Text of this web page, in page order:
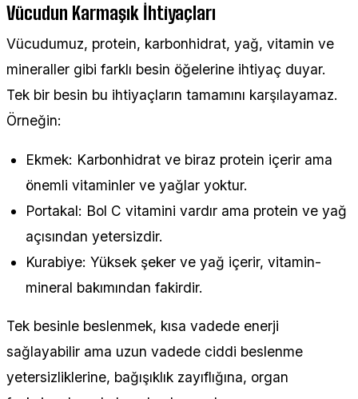
Vücudun Karmaşık İhtiyaçları
Vücudumuz, protein, karbonhidrat, yağ, vitamin ve
mineraller gibi farklı besin öğelerine ihtiyaç duyar.
Tek bir besin bu ihtiyaçların tamamını karşılayamaz.
Örneğin:
Ekmek: Karbonhidrat ve biraz protein içerir ama
önemli vitaminler ve yağlar yoktur.
Portakal: Bol C vitamini vardır ama protein ve yağ
açısından yetersizdir.
Kurabiye: Yüksek şeker ve yağ içerir, vitamin-
mineral bakımından fakirdir.
Tek besinle beslenmek, kısa vadede enerji
sağlayabilir ama uzun vadede ciddi beslenme
yetersizliklerine, bağışıklık zayıflığına, organ